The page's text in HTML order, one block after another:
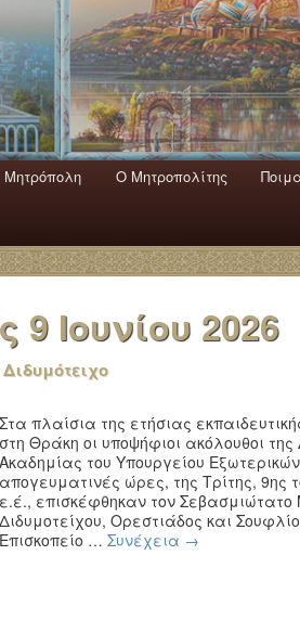
Mητρόπολη Ο Mητροπολίτης
9 Ιουνίου 2026
Στα πλαίσια της ετήσιας
στη Θράκη οι υποψήφιοι ακόλουθοι
Ακαδημίας του Υπουργείου Εξωτερικών
απογευματινές ώρες, της Τρίτης, 9ης
ε.έ., επισκέφθηκαν τον Σεβασμιώτατο
Διδυμοτείχου, Ορεστιάδος και
Επισκοπείο … Συνέχεια →